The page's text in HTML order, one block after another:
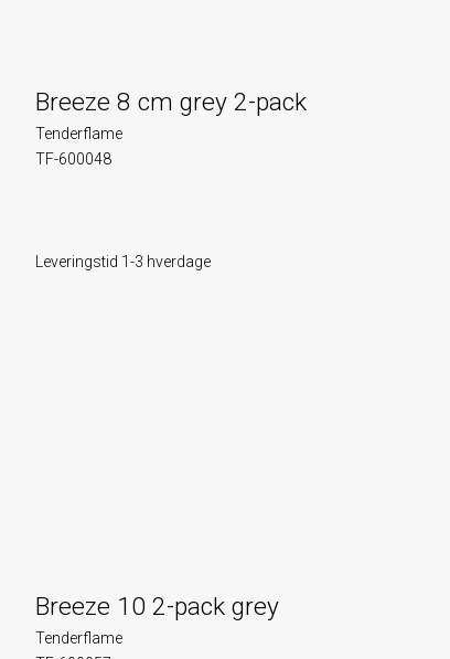
Breeze 8 cm grey 2-pack
Tenderflame
TF-600048
Leveringstid 1-3 hverdage
Breeze 10 2-pack grey
Tenderflame